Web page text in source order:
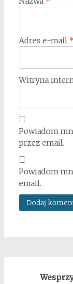
Adres e-mail *
Witryna
Powiadom
przez email.
Powiadom
email.